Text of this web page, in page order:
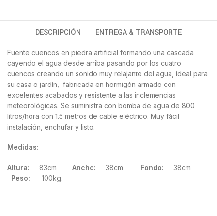
DESCRIPCIÓN ENTREGA & TRANSPORTE
Fuente cuencos en piedra artificial formando una cascada
cayendo el agua desde arriba pasando por los cuatro
cuencos creando un sonido muy relajante del agua, ideal para
su casa o jardín, fabricada en hormigón armado con
excelentes acabados y resistente a las inclemencias
meteorológicas. Se suministra con bomba de agua de 800
litros/hora con 1.5 metros de cable eléctrico. Muy fácil
instalación, enchufar y listo.
Medidas:
Altura: 83cm Ancho: 38cm Fondo: 38cm
Peso:
100kg.